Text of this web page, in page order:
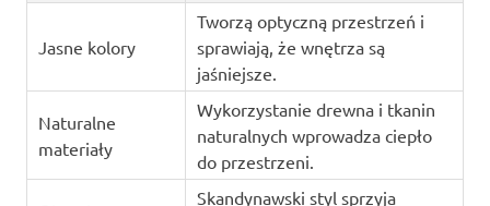
Jasne kolory
Tworzą optyczną przestrzeń i
sprawiają, że wnętrza są
jaśniejsze.
Naturalne
materiały
Wykorzystanie drewna i tkanin
naturalnych wprowadza ciepło
do przestrzeni.
Skandynawski styl sprzyja